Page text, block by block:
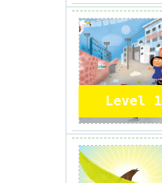
Level 1